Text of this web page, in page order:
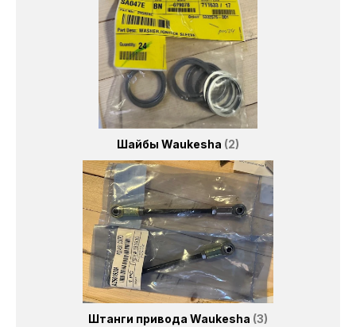
Шайбы Waukesha 2
Штанги привода Waukesha 3